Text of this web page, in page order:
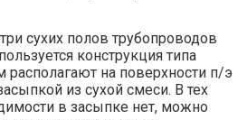
сухих полов трубопроводов
конструкция типа
располагают на поверхности п/э
из сухой смеси. В тех
в засыпке нет, можно